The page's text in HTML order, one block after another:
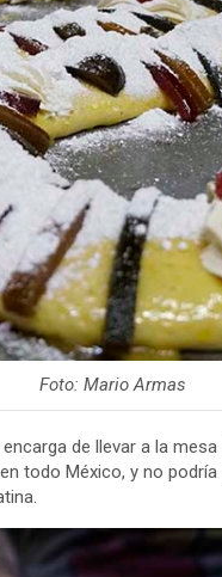
Foto: Mario Armas
de llevar a la
todo México, y no